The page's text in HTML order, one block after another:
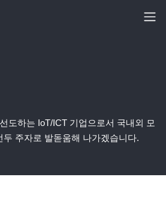
도하는 IoT/ICT 기업으로서 국내외 모
주자로 발돋움해 나가겠습니다.